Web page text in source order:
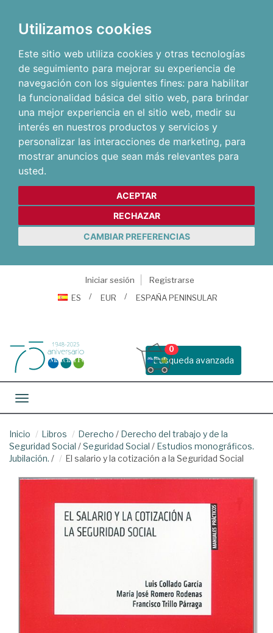
Utilizamos cookies
Este sitio web utiliza cookies y otras tecnologías
de seguimiento para mejorar su experiencia de
navegación con los siguientes fines: para habilitar
la funcionalidad básica del sitio web, para brindar
una mejor experiencia en el sitio web, medir su
interés en nuestros productos y servicios y
personalizar las interacciones de marketing, para
mostrar anuncios que sean más relevantes para
usted.
ACEPTAR
RECHAZAR
CAMBIAR PREFERENCIAS
Iniciar sesión
Registrarse
ES
EUR ESPAÑA PENINSULAR
Busqueda avanzada
0
Toggle navigation
Inicio Libros Derecho / Derecho del trabajo y de la
Seguridad Social /Seguridad Social / Estudios monográficos.
Jubilación. / El salario y la cotización a la Seguridad Social